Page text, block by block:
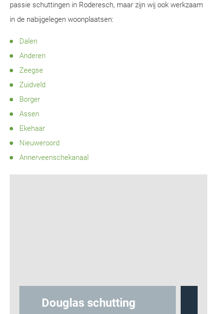
passie schuttingen in Roderesch, maar zijn wij ook werkzaam
in de nabijgelegen woonplaatsen:
Dalen
Anderen
Zeegse
Zuidveld
Borger
Assen
Ekehaar
Nieuweroord
Annerveenschekanaal
Hout-betonschutting